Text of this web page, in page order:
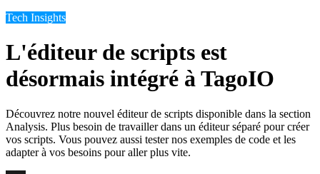
Tech Insights
L'éditeur de scripts est
désormais intégré à TagoIO
Découvrez notre nouvel éditeur de scripts disponible dans la section
Analysis. Plus besoin de travailler dans un éditeur séparé pour créer
vos scripts. Vous pouvez aussi tester nos exemples de code et les
adapter à vos besoins pour aller plus vite.